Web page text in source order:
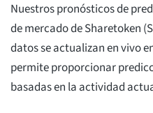
Nuestros pronósticos de
de mercado de Sharetoken
datos se actualizan en vivo
permite proporcionar
basadas en la actividad